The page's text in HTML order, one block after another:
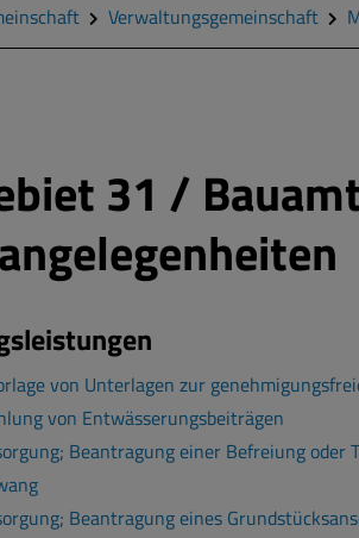
Verwaltungsgemeinschaft
31 /
von Unterlagen zur
von Entwässerungsbeiträgen
Beantragung einer Befreiung oder
Beantragung eines